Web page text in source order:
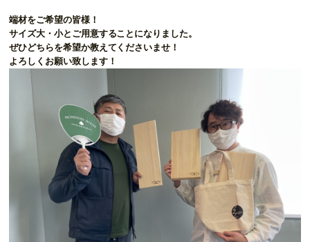
端材をご希望の皆様！
サイズ大・小とご用意することになりました。
ぜひどちらを希望か教えてくださいませ！
よろしくお願い致します！